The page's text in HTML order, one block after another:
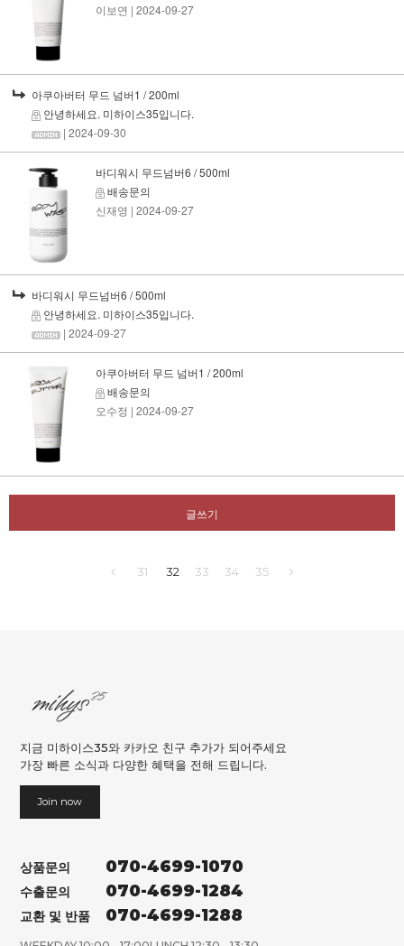
이보연 | 2024-09-27
아쿠아버터 무드 넘버1 / 200ml
안녕하세요. 미하이스35입니다.
| 2024-09-30
바디워시 무드넘버6 / 500ml
배송문의
신재영 | 2024-09-27
바디워시 무드넘버6 / 500ml
안녕하세요. 미하이스35입니다.
| 2024-09-27
아쿠아버터 무드 넘버1 / 200ml
배송문의
오수정 | 2024-09-27
글쓰기
31 32 33 34 35
지금 미하이스35와 카카오 친구 추가가 되어주세요
가장 빠른 소식과 다양한 혜택을 전해 드립니다.
Join now
상품문의 070-4699-1070
수출문의 070-4699-1284
교환 및 반품 070-4699-1288